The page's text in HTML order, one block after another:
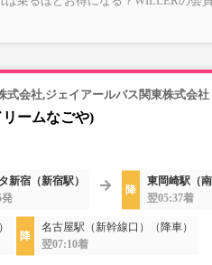
式会社,ジェイアールバス関東株式会社
ームなごや)
新宿（新宿駅）
発
東岡崎駅（
翌05:37着
名古屋駅（新幹線口）（降車）
翌07:10着